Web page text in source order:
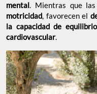
mental. Mientras que las
motricidad, favorecen el
la capacidad de equilibrio
cardiovascular.